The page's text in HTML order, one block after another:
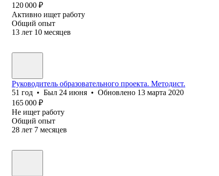
120 000 ₽
Активно ищет работу
Общий опыт
13 лет 10 месяцев
Руководитель образовательного проекта. Методист.
51 год • Был 24 июня • Обновлено 13 марта 2020
165 000 ₽
Не ищет работу
Общий опыт
28 лет 7 месяцев